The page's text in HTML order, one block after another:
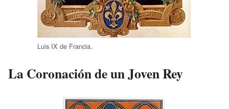
Luis IX de Francia.
La Coronación de un Joven Rey